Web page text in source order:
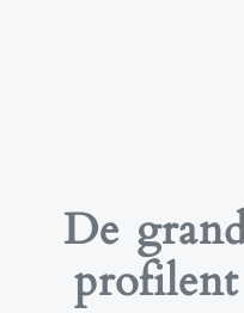
De